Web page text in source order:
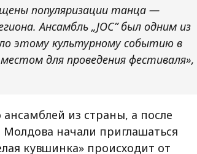
популяризации танца —
Ансамбль „JOC” был одним из
этому культурному событию в
для проведения фестиваля»,
из страны, а после
начали приглашаться
кувшинка» происходит от